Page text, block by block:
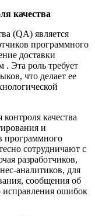
качества
(QA) является
программного
доставки
. Эта роль требует
что делает ее
качества
и
программного
сотрудничают с
разработчиков,
аналитиков, для
сообщения об
исправления ошибок